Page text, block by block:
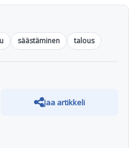
säästäminen talous
Jaa artikkeli